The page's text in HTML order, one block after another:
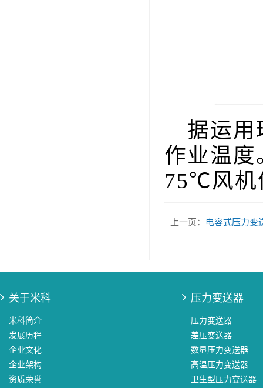
据运用
作业温度
75℃风机
上一页： 电容式压力变
关于米科
米科简介
发展历程
企业文化
企业架构
资质荣誉
压力变送器
压力变送器
差压变送器
数显压力变送器
高温压力变送器
卫生型压力变送器